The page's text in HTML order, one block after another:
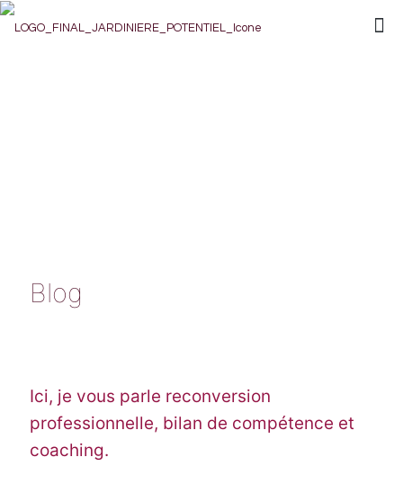
Blog
Ici, je vous parle reconversion
professionnelle, bilan de compétence et
coaching.